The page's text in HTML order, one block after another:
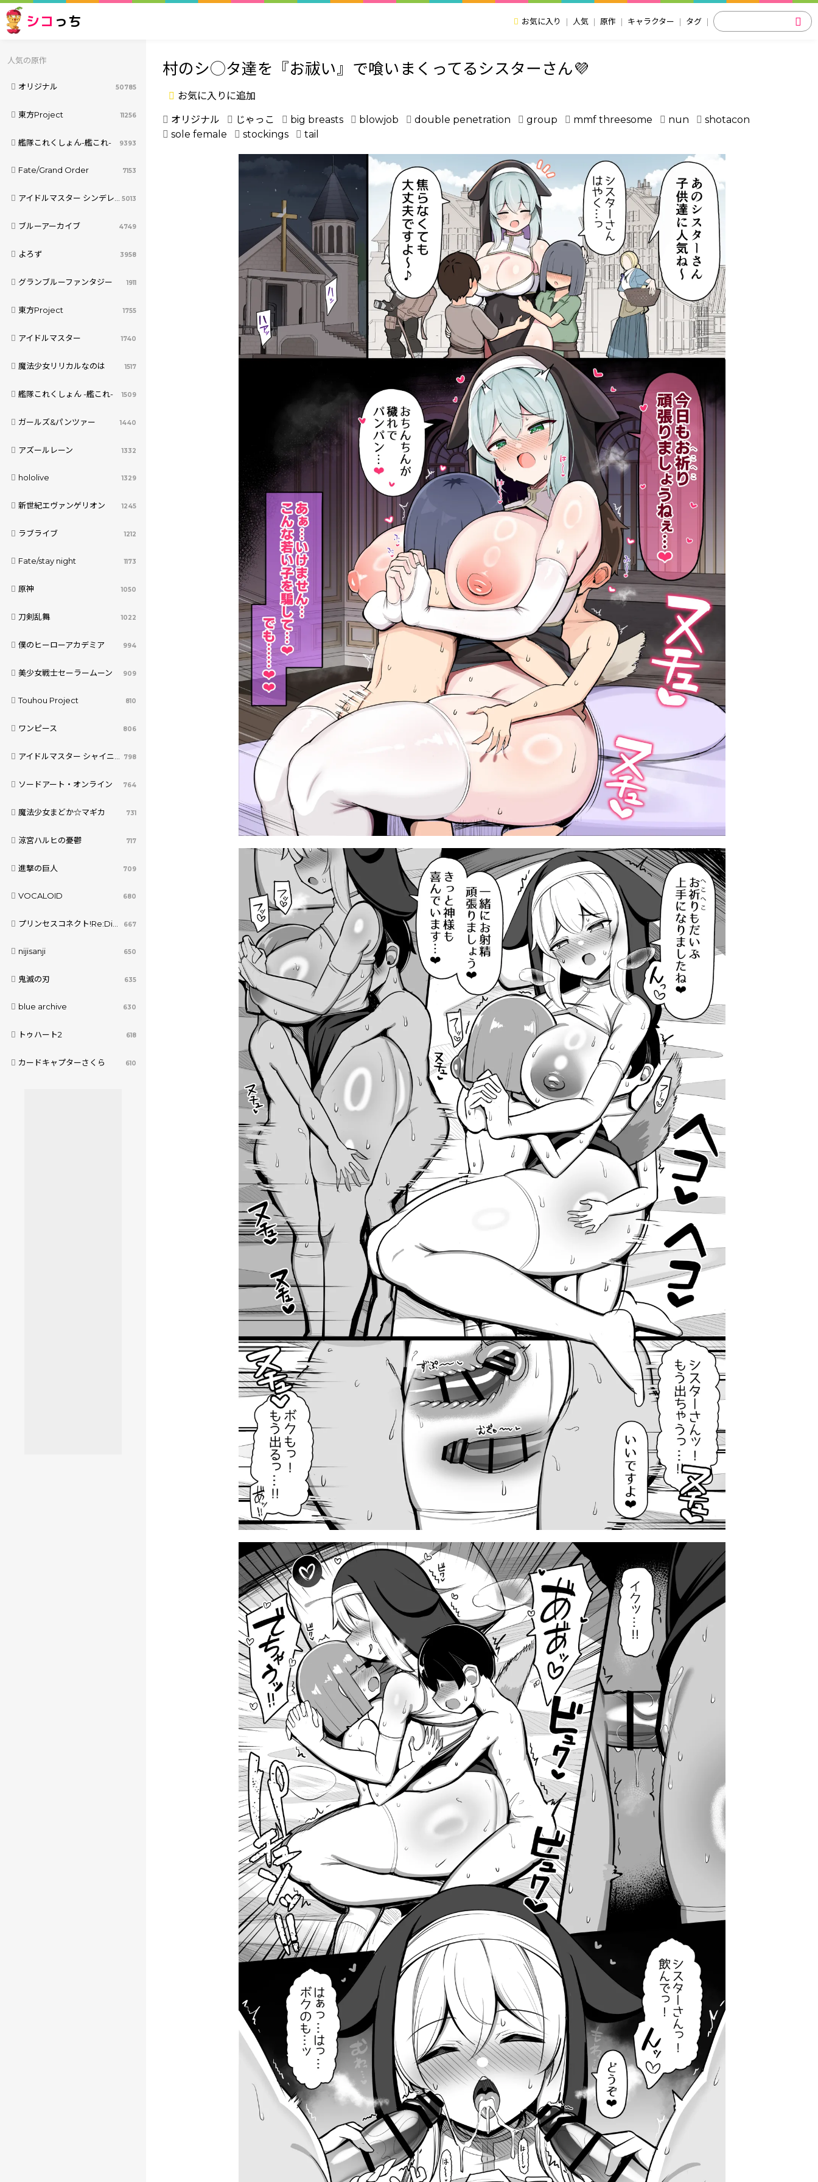
シコ っち お気に入り 人気 原作 キャラクター タグ
人気の原作
オリジナル 50785
東方Project 11256
艦隊これくしょん-艦これ- 9393
Fate/Grand Order 7153
アイドルマスター シンデレラガールズ 5013
ブルーアーカイブ 4749
よろず 3958
グランブルーファンタジー 1911
東方Project 1755
アイドルマスター 1740
魔法少女リリカルなのは 1517
艦隊これくしょん -艦これ- 1509
ガールズ&パンツァー 1440
アズールレーン 1332
hololive 1329
新世紀エヴァンゲリオン 1245
ラブライブ 1212
Fate/stay night 1173
原神 1050
刀剣乱舞 1022
僕のヒーローアカデミア 994
美少女戦士セーラームーン 909
Touhou Project 810
ワンピース 806
アイドルマスター シャイニーカラーズ 798
ソードアート・オンライン 764
魔法少女まどか☆マギカ 731
涼宮ハルヒの憂鬱 717
進撃の巨人 709
VOCALOID 680
プリンセスコネクト!Re:Dive 667
nijisanji 650
鬼滅の刃 635
blue archive 630
トゥハート2 618
カードキャプターさくら 610
村のシ◯タ達を『お祓い』で喰いまくってるシスターさん💜
お気に入りに追加
オリジナル じゃっこ big breasts blowjob double penetration group mmf threesome nun
shotacon
sole female
stockings tail